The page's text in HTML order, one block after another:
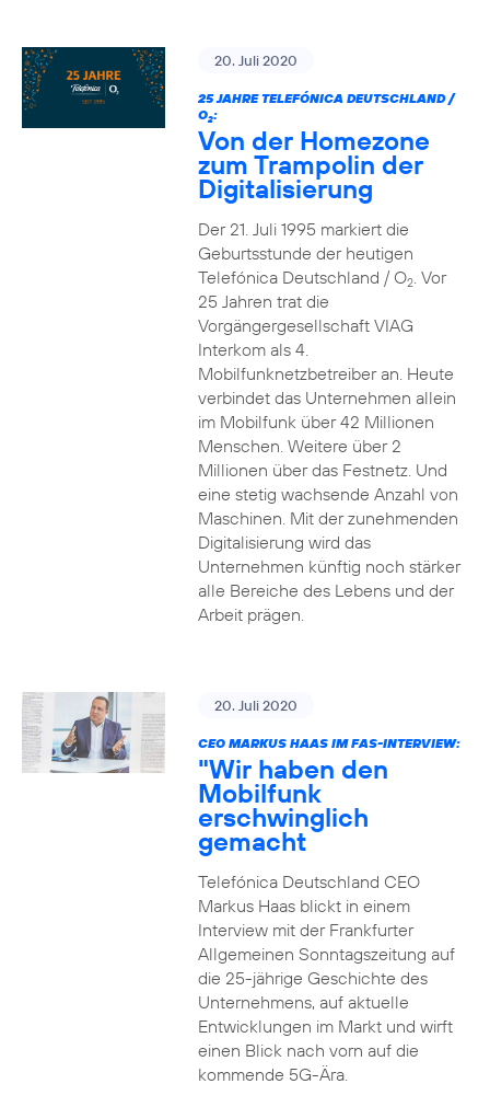
20. Juli 2020
25 JAHRE TELEFÓNICA DEUTSCHLAND /
O2:
Von der Homezone
zum Trampolin der
Digitalisierung
Der 21. Juli 1995 markiert die
Geburtsstunde der heutigen
Telefónica Deutschland / O2. Vor
25 Jahren trat die
Vorgängergesellschaft VIAG
Interkom als 4.
Mobilfunknetzbetreiber an. Heute
verbindet das Unternehmen allein
im Mobilfunk über 42 Millionen
Menschen. Weitere über 2
Millionen über das Festnetz. Und
eine stetig wachsende Anzahl von
Maschinen. Mit der zunehmenden
Digitalisierung wird das
Unternehmen künftig noch stärker
alle Bereiche des Lebens und der
Arbeit prägen.
20. Juli 2020
CEO MARKUS HAAS IM FAS-INTERVIEW:
"Wir haben den
Mobilfunk
erschwinglich
gemacht
Telefónica Deutschland CEO
Markus Haas blickt in einem
Interview mit der Frankfurter
Allgemeinen Sonntagszeitung auf
die 25-jährige Geschichte des
Unternehmens, auf aktuelle
Entwicklungen im Markt und wirft
einen Blick nach vorn auf die
kommende 5G-Ära.